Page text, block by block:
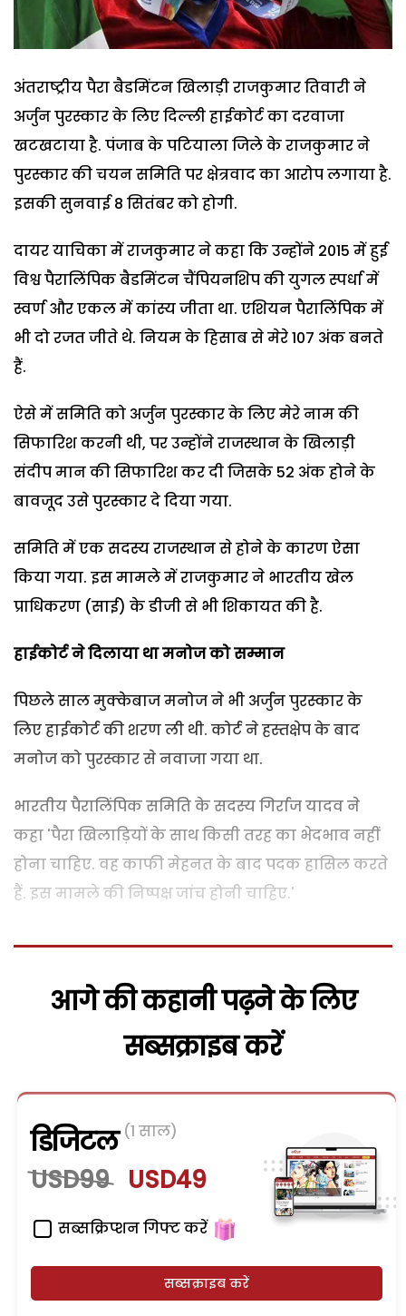
अंतराष्ट्रीय पैरा बैडमिंटन खिलाड़ी राजकुमार तिवारी ने
अर्जुन पुरस्कार के लिए दिल्ली हाईकोर्ट का दरवाजा
खटखटाया है. पंजाब के पटियाला जिले के राजकुमार ने
पुरस्कार की चयन समिति पर क्षेत्रवाद का आरोप लगाया है.
इसकी सुनवाई 8 सितंबर को होगी.
दायर याचिका में राजकुमार ने कहा कि उन्होंने 2015 में हुई
विश्व पैरालिंपिक बैडमिंटन चैंपियनशिप की युगल स्पर्धा में
स्वर्ण और एकल में कांस्य जीता था. एशियन पैरालिंपिक में
भी दो रजत जीते थे. नियम के हिसाब से मेरे 107 अंक बनते
हैं.
ऐसे में समिति को अर्जुन पुरस्कार के लिए मेरे नाम की
सिफारिश करनी थी, पर उन्होंने राजस्थान के खिलाड़ी
संदीप मान की सिफारिश कर दी जिसके 52 अंक होने के
बावजूद उसे पुरस्कार दे दिया गया.
समिति में एक सदस्य राजस्थान से होने के कारण ऐसा
किया गया. इस मामले में राजकुमार ने भारतीय खेल
प्राधिकरण (साई) के डीजी से भी शिकायत की है.
हाईकोर्ट ने दिलाया था मनोज को सम्मान
पिछले साल मुक्केबाज मनोज ने भी अर्जुन पुरस्कार के
लिए हाईकोर्ट की शरण ली थी. कोर्ट ने हस्तक्षेप के बाद
मनोज को पुरस्कार से नवाजा गया था.
भारतीय पैरालिंपिक समिति के सदस्य गिर्राज यादव ने
कहा 'पैरा खिलाड़ियों के साथ किसी तरह का भेदभाव नहीं
होना चाहिए. वह काफी मेहनत के बाद पदक हासिल करते
हैं. इस मामले की निष्पक्ष जांच होनी चाहिए.'
आगे की कहानी पढ़ने के लिए
सब्सक्राइब करें
डिजिटल (1 साल)
USD99 USD49
सब्सक्रिप्शन गिफ्ट करें
सब्सक्राइब करें